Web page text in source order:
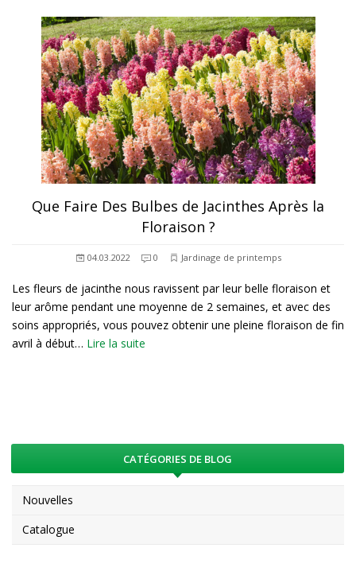
Que Faire Des Bulbes de Jacinthes Après la
Floraison ?
04.03.2022 0 Jardinage de printemps
Les fleurs de jacinthe nous ravissent par leur belle floraison et
leur arôme pendant une moyenne de 2 semaines, et avec des
soins appropriés, vous pouvez obtenir une pleine floraison de fin
avril à début… Lire la suite
CATÉGORIES DE BLOG
Nouvelles
Catalogue